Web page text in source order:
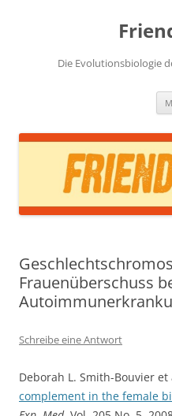
Die Evolutionsbiologie
Frauenüberschuss
Schreibe eine Antwort
Deborah L. Smith-Bouvier et
complement in the female